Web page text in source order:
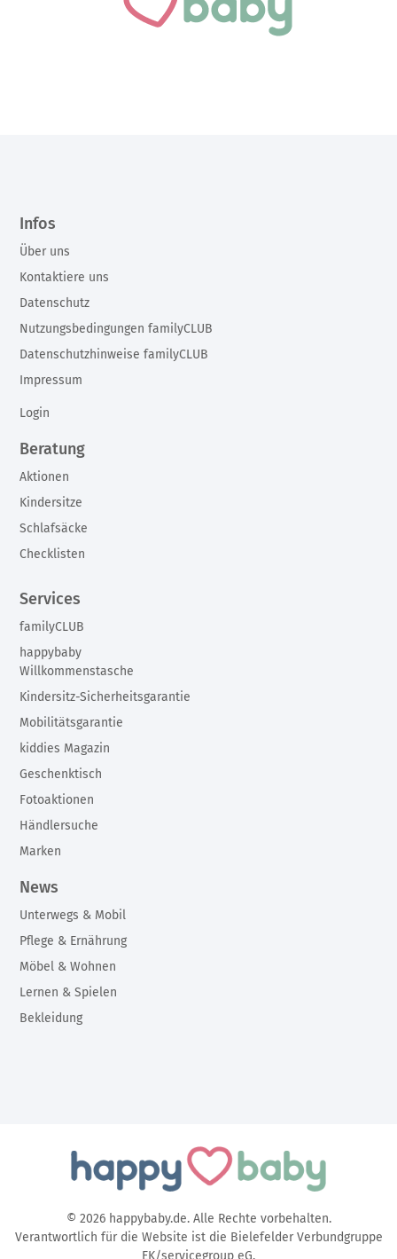
Beratung
Aktionen
Kindersitze
Schlafsäcke
Checklisten
Services
familyCLUB
happybaby
Willkommenstasche
Kindersitz-Sicherheitsgarantie
Mobilitätsgarantie
kiddies Magazin
Geschenktisch
Fotoaktionen
Händlersuche
Marken
News
Unterwegs & Mobil
Pflege & Ernährung
Möbel & Wohnen
Lernen & Spielen
Bekleidung
Infos
Über uns
Kontaktiere uns
Datenschutz
Nutzungsbedingungen familyCLUB
Datenschutzhinweise familyCLUB
Impressum
Login
© 2026 happybaby.de. Alle Rechte vorbehalten.
Verantwortlich für die Website ist die Bielefelder Verbundgruppe